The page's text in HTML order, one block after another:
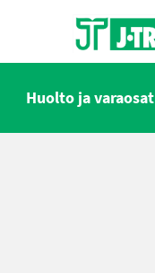
Huolto ja varaosat